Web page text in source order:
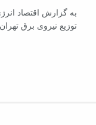
به گزارش اقتصاد
توزیع نیروی برق